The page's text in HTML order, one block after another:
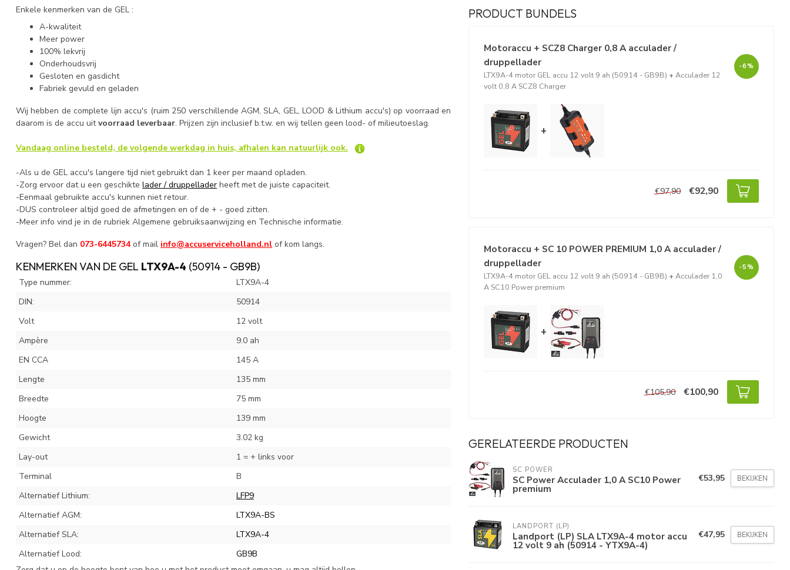
Enkele kenmerken van de GEL :
A-kwaliteit
Meer power
100% lekvrij
Onderhoudsvrij
Gesloten en gasdicht
Fabriek gevuld en geladen
Wij hebben de complete lijn accu's (ruim 250 verschillende AGM, SLA, GEL, LOOD & Lithium accu's) op voorraad en
daarom is de accu uitvoorraad leverbaar. Prijzen zijn inclusief b.t.w. en wij tellen geen lood- of milieutoeslag.
Vandaag online besteld, de volgende werkdag in huis, afhalen kan natuurlijk ook.
-Als u de GEL accu's langere tijd niet gebruikt dan 1 keer per maand opladen.
-Zorg ervoor dat u een geschikte lader / druppellader heeft met de juiste capaciteit.
-Eenmaal gebruikte accu's kunnen niet retour.
-DUS controleer altijd goed de afmetingen en of de + - goed zitten.
-Meer info vind je in de rubriek Algemene gebruiksaanwijzing en Technische informatie.
Vragen? Bel dan 073-6445734 of mail info@accuserviceholland.nl of kom langs.
KENMERKEN VAN DE GEL LTX9A-4 (50914 - GB9B)
Type nummer:
LTX9A-4
DIN:
50914
Volt
12 volt
Ampère
9.0 ah
EN CCA
145 A
Lengte
135 mm
Breedte
75 mm
Hoogte
139 mm
Gewicht
3.02 kg
Lay-out
1 = + links voor
Terminal
B
Alternatief Lithium:
LFP9
Alternatief AGM:
LTX9A-BS
Alternatief SLA:
LTX9A-4
Alternatief Lood:
GB9B
PRODUCT BUNDELS
Motoraccu + SCZ8 Charger 0,8 A acculader /
druppellader
LTX9A-4 motor GEL accu 12 volt 9 ah (50914 - GB9B) + Acculader 12
volt 0,8 A SCZ8 Charger
-6%
+
€97,90 €92,90
Motoraccu + SC 10 POWER PREMIUM 1,0 A acculader /
druppellader
LTX9A-4 motor GEL accu 12 volt 9 ah (50914 - GB9B) + Acculader 1,0
A SC10 Power premium
-5%
+
€105,90 €100,90
GERELATEERDE PRODUCTEN
SC POWER
SC Power Acculader 1,0 A SC10 Power
premium
€53,95 BEKIJKEN
LANDPORT (LP)
Landport (LP) SLA LTX9A-4 motor accu
12 volt 9 ah (50914 - YTX9A-4)
€47,95 BEKIJKEN